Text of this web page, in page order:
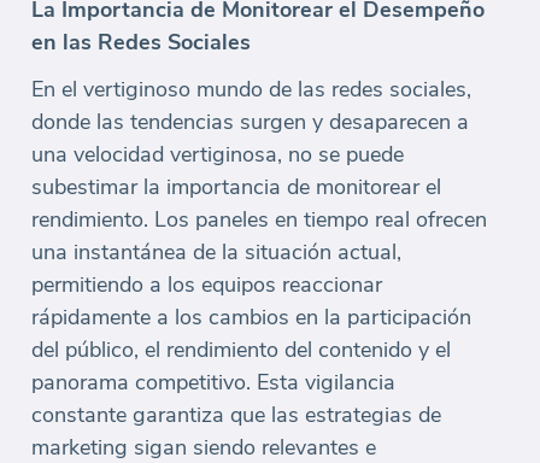
La Importancia de Monitorear el Desempeño
en las Redes Sociales
En el vertiginoso mundo de las redes sociales,
donde las tendencias surgen y desaparecen a
una velocidad vertiginosa, no se puede
subestimar la importancia de monitorear el
rendimiento. Los paneles en tiempo real ofrecen
una instantánea de la situación actual,
permitiendo a los equipos reaccionar
rápidamente a los cambios en la participación
del público, el rendimiento del contenido y el
panorama competitivo. Esta vigilancia
constante garantiza que las estrategias de
marketing sigan siendo relevantes e